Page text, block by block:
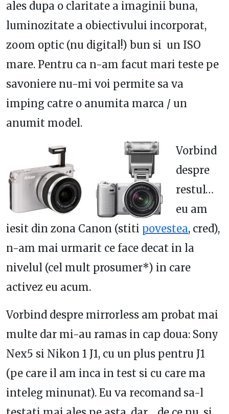
ales dupa o claritate a imaginii buna,
luminozitate a obiectivului incorporat,
zoom optic (nu digital!) bun si un ISO
mare. Pentru ca n-am facut mari teste pe
savoniere nu-mi voi permite sa va
imping catre o anumita marca / un
anumit model.
Vorbind
despre
restul…
eu am
iesit din zona Canon (stiti povestea, cred),
n-am mai urmarit ce face decat in la
nivelul (cel mult prosumer*) in care
activez eu acum.
Vorbind despre mirrorless am probat mai
multe dar mi-au ramas in cap doua: Sony
Nex5 si Nikon 1 J1, cu un plus pentru J1
(pe care il am inca in test si cu care ma
inteleg minunat). Eu va recomand sa-l